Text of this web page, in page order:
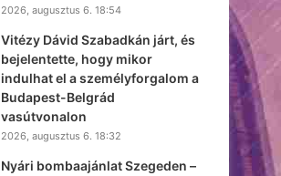
2026, augusztus 6. 18:54
Vitézy Dávid Szabadkán járt, és
bejelentette, hogy mikor
indulhat el a személyforgalom a
Budapest-Belgrád
vasútvonalon
2026, augusztus 6. 18:32
Nyári bombaajánlat Szegeden –